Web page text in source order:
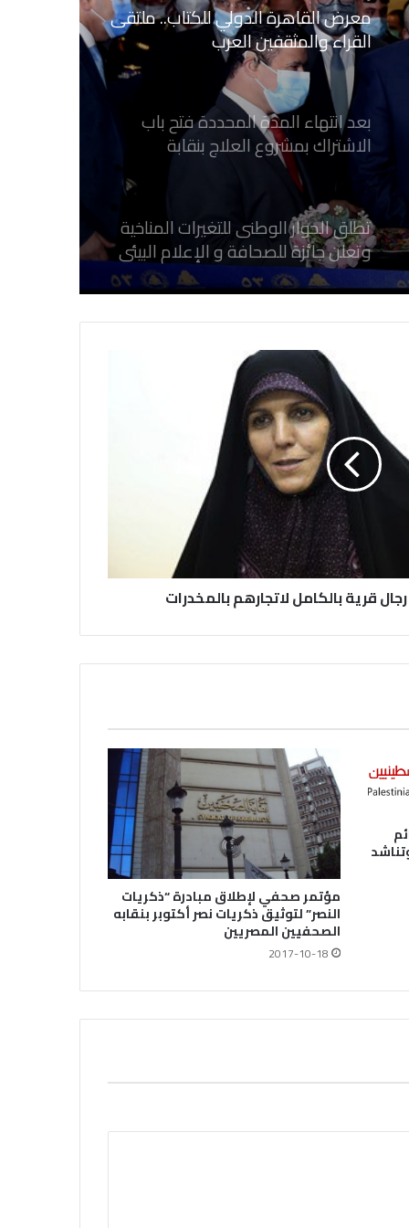
بعد انتهاء المدة المحددة فتح باب
الاشتراك بمشروع العلاج بنقابة
الصحفيين المصريين
تطلق الحوار الوطنى للتغيرات المناخية
وتعلن جائزة للصحافة و الإعلام ‎البيئي
عن التغيرات المناخية
نقابة الصحفيين العراقيين تستقبل طلبة
في احتفالية عيد الصحافة النجفية
بمناسبة مرور ١١٢ عاما على صدور أول
صحيفة (العلم)
في عيد الصحافة العراقية تحية لكل
الصحفيين ولأرواح شهداء الصحافة
رئيس العراق ومجلس الوزراء والنواب
العراقيين
الفوري عن الزميل الصحفي اسحق
احمد فضل الله
يدعو الى دعم القضية الفلسطينية
وحقوق الشعب الفلسطيني
فى مجالات الصحافة والإذاعة
والتليفزيون والإنتاج الدرامى والإعلام
الرقمي
معرض القاهرة الدولي للكتاب.. ملتقى
بعد انتهاء المدة المحددة فتح باب
قرية بالكامل لاتجارهم بالمخدرات
مؤتمر صحفي لإطلاق مبادرة “ذكريات
النصر” لتوثيق ذكريات نصر أكتوبر بنقابه
الصحفيين المصريين
2017-10-18